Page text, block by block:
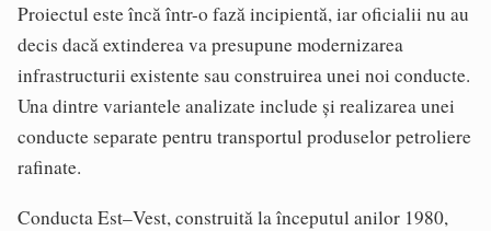
Proiectul este încă într-o fază incipientă, iar oficialii nu au
decis dacă extinderea va presupune modernizarea
infrastructurii existente sau construirea unei noi conducte.
Una dintre variantele analizate include și realizarea unei
conducte separate pentru transportul produselor petroliere
rafinate.
Conducta Est–Vest, construită la începutul anilor 1980,